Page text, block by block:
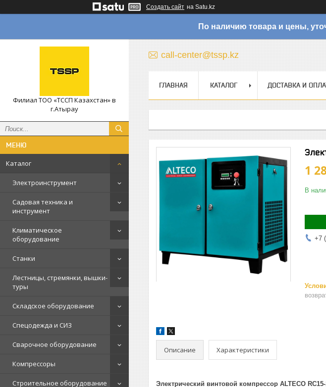
Создать сайт на Satu.kz
По наличию товара и цены,
Филиал ТОО «ТССП Казахстан» в
г.Атырау
Каталог
Электроинструмент
Садовая техника и
инструмент
Климатическое
оборудование
Станки
Лестницы, стремянки, вышки-
туры
Складское оборудование
Спецодежда и СИЗ
Сварочное оборудование
Компрессоры
Строительное оборудование
call-center@tssp.kz
ГЛАВНАЯ КАТАЛОГ ДОСТАВКА И
1
В
+7
Описание Характеристики
Электрический винтовой компрессор ALTECO